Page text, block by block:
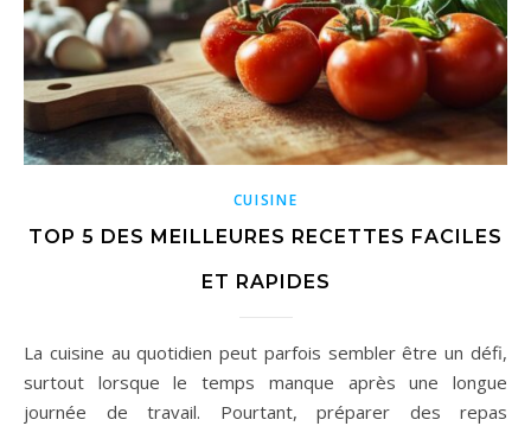
CUISINE
TOP 5 DES MEILLEURES RECETTES FACILES
ET RAPIDES
La cuisine au quotidien peut parfois sembler être un défi,
surtout lorsque le temps manque après une longue
journée de travail. Pourtant, préparer des repas